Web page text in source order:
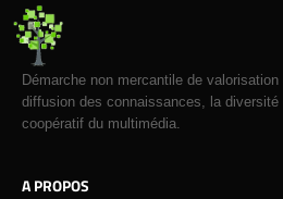
Démarche non mercantile de
diffusion des connaissances, la
coopératif du multimédia.
A PROPOS